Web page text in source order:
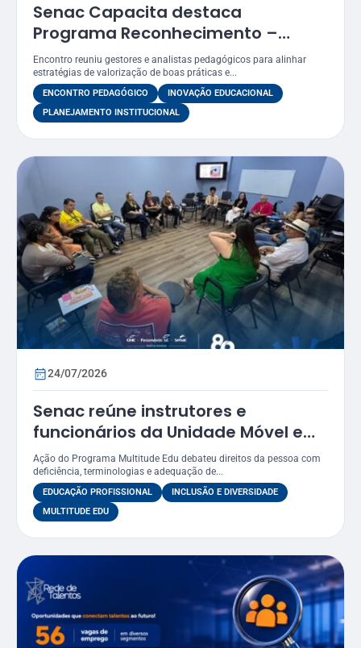
Senac Capacita destaca
Programa Reconhecimento –
Prêmio Atena como estratégia
para valorizar práticas
educacionais
Encontro reuniu gestores e analistas pedagógicos para alinhar
estratégias de valorização de boas práticas e...
ENCONTRO PEDAGÓGICO
INOVAÇÃO EDUCACIONAL
PLANEJAMENTO INSTITUCIONAL
24/07/2026
Senac reúne instrutores e
funcionários da Unidade Móvel em
oficina sobre práticas inclusivas e
acessibilidade
Ação do Programa Multitude Edu debateu direitos da pessoa com
deficiência, terminologias e adequação de...
EDUCAÇÃO PROFISSIONAL
INCLUSÃO E DIVERSIDADE
MULTITUDE EDU